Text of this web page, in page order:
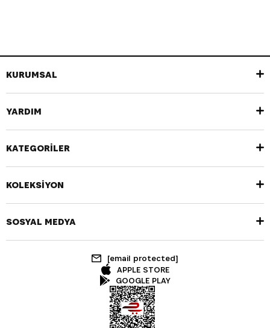
KURUMSAL
YARDIM
KATEGORİLER
KOLEKSİYON
SOSYAL MEDYA
[email protected]
APPLE STORE
GOOGLE PLAY